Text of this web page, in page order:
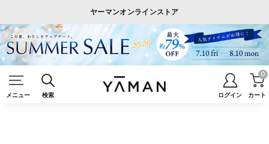
ヤーマンオンラインストア
メニュー 検索 ログイン カート
0